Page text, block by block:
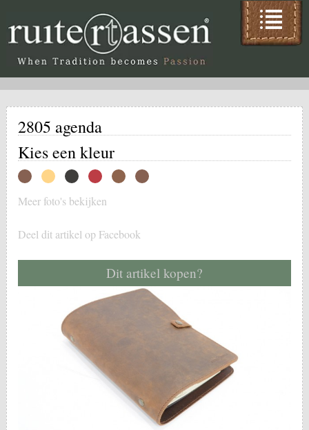
2805 agenda
Kies een kleur
Meer foto's bekijken
Deel dit artikel op Facebook
Dit artikel kopen?